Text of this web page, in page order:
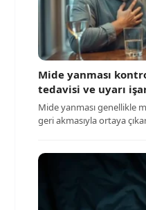
Mide yanması
tedavisi ve uyarı
Mide yanması genellikle
geri akmasıyla ortaya